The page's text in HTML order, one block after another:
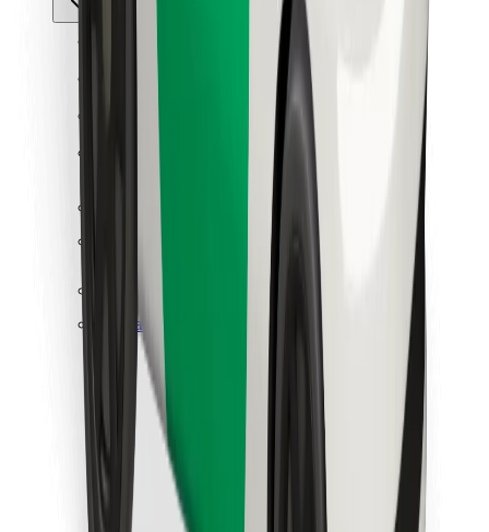
Vilkår og betingelser
Informasjonskapsler
Last ned Bolt-appen
Last ned Bolt Food-appen